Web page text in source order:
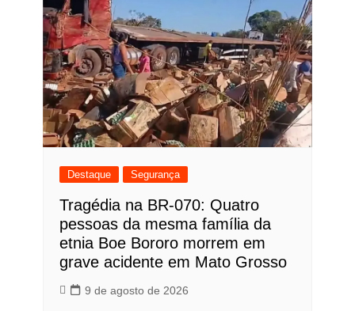
Destaque Segurança
Tragédia na BR-070: Quatro
pessoas da mesma família da
etnia Boe Bororo morrem em
grave acidente em Mato Grosso
9 de agosto de 2026